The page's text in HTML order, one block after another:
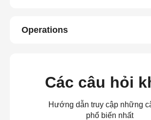
Operations
Các câu hỏi
Hướng dẫn truy cập những
phổ biến nhất